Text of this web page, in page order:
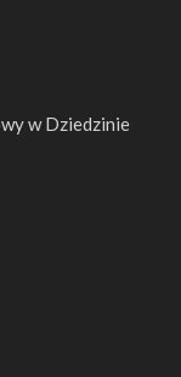
w Dziedzinie